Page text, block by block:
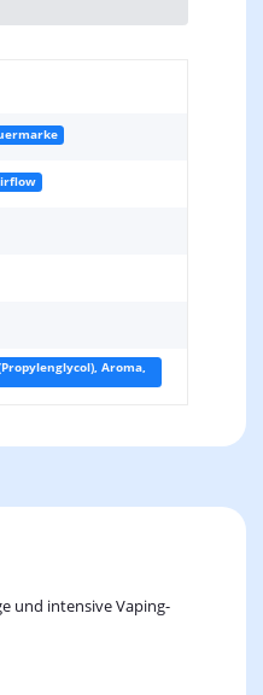
Aroma,
und intensive Vaping-